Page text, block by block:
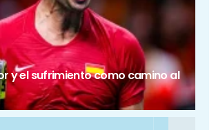
y el sufrimiento como camino al